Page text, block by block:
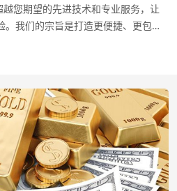
您期望的先进技术和专业服务，让
。我们的宗旨是打造更便捷、更包